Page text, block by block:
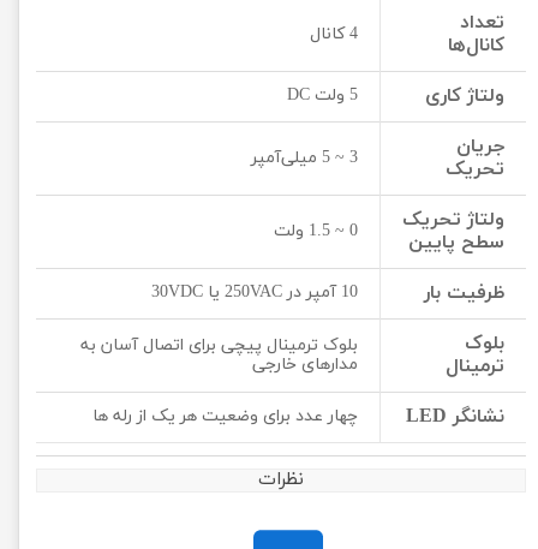
تعداد
کانال‌ها
4 کانال
ولتاژ کاری 5 ولت DC
جریان
تحریک
3 ~ 5 میلی‌آمپر
ولتاژ تحریک
سطح پایین
0 ~ 1.5 ولت
ظرفیت بار 10 آمپر در 250VAC یا 30VDC
بلوک
ترمینال
بلوک ترمینال پیچی برای اتصال آسان به
مدارهای خارجی
نشانگر LED چهار عدد برای وضعیت هر یک از رله ها
نظرات